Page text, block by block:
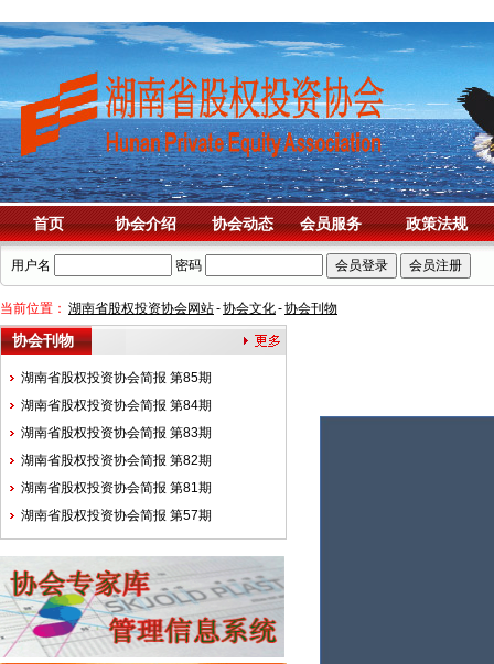
首页 协会介绍 协会动态 会员服务 政策法规
用户名 密码
当前位置： 湖南省股权投资协会网站-协会文化-协会刊物
协会刊物
湖南省股权投资协会简报 第85期
湖南省股权投资协会简报 第84期
湖南省股权投资协会简报 第83期
湖南省股权投资协会简报 第82期
湖南省股权投资协会简报 第81期
湖南省股权投资协会简报 第57期